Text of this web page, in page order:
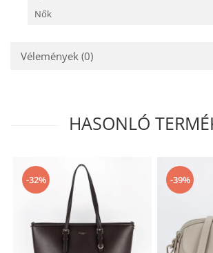
Nők
Vélemények (0)
HASONLÓ
-32% -39%